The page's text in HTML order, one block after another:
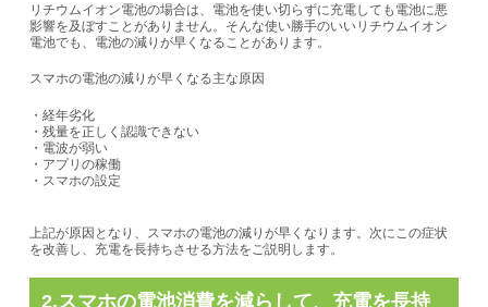
リチウムイオン電池の場合は、電池を使い切らずに充電しても電池に悪
影響を及ぼすことがありません。 そんな使い勝手のいいリチウムイオン
電池でも、電池の減りが早くなることがあります。
スマホの電池の減りが早くなる主な原因
・経年劣化
・残量を正しく認識できない
・電波が弱い
・アプリの稼働
・スマホの設定
上記が原因となり、スマホの電池の減りが早くなります。次にこの症状
を改善し、充電を長持ちさせる方法をご説明します。
2.スマホの電池消費を減らして、充電を長持